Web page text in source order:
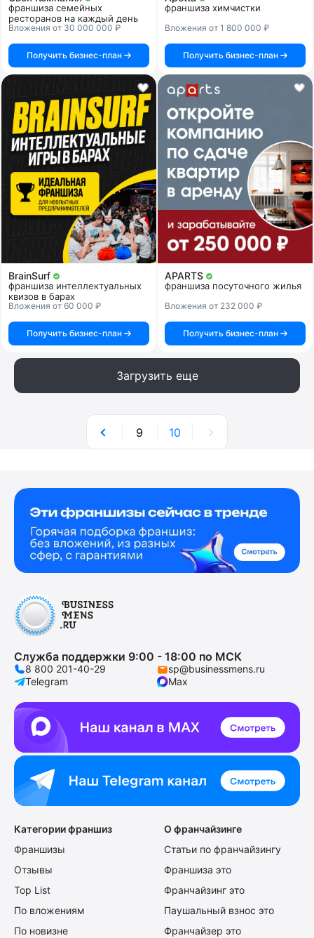
франшиза семейных
ресторанов на каждый день
Вложения от 30 000 000 ₽
Получить бизнес-план
франшиза химчистки
Вложения от 1 800 000 ₽
Получить бизнес-план
BrainSurf
франшиза интеллектуальных
квизов в барах
Вложения от 60 000 ₽
Получить бизнес-план
APARTS
франшиза посуточного жилья
Вложения от 232 000 ₽
Получить бизнес-план
Загрузить еще
9 10
Служба поддержки 9:00 - 18:00 по МСК
8 800 201-40-29
sp@businessmens.ru
Telegram
Max
Категории франшиз
Франшизы
Отзывы
Top List
По вложениям
По новизне
О франчайзинге
Статьи по франчайзингу
Франшиза это
Франчайзинг это
Паушальный взнос это
Франчайзер это